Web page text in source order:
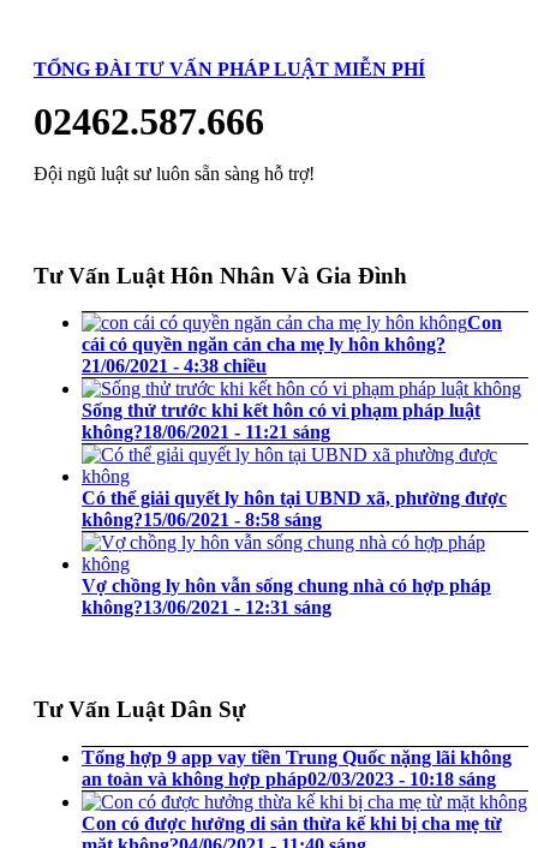
TỔNG ĐÀI TƯ VẤN PHÁP LUẬT MIỄN PHÍ
02462.587.666
Đội ngũ luật sư luôn sẵn sàng hỗ trợ!
Tư Vấn Luật Hôn Nhân Và Gia Đình
Con
cái có quyền ngăn cản cha mẹ ly hôn không?
21/06/2021 - 4:38 chiều
Sống thử trước khi kết hôn có vi phạm pháp luật
không?18/06/2021 - 11:21 sáng
Có thể giải quyết ly hôn tại UBND xã, phường được
không?15/06/2021 - 8:58 sáng
Vợ chồng ly hôn vẫn sống chung nhà có hợp pháp
không?13/06/2021 - 12:31 sáng
Tư Vấn Luật Dân Sự
Tổng hợp 9 app vay tiền Trung Quốc nặng lãi không
an toàn và không hợp pháp02/03/2023 - 10:18 sáng
Con có được hưởng di sản thừa kế khi bị cha mẹ từ